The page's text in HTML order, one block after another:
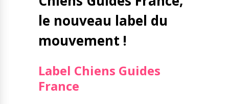
Formation
Rééducation fonctionnelle
le nouveau label du
mouvement !
Label Chiens Guides
France